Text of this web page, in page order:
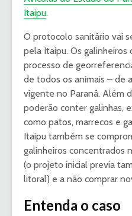
Itaipu.
O protocolo sanitário vai
pela Itaipu. Os galinheiros
processo de
de todos os animais – de
vigente no Paraná. Além
poderão conter galinhas,
como patos, marrecos e
Itaipu também se
galinheiros concentrados
(o projeto inicial previa
litoral) e a não comprar
Entenda o caso